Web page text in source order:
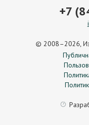
+7
© 2008–2026,